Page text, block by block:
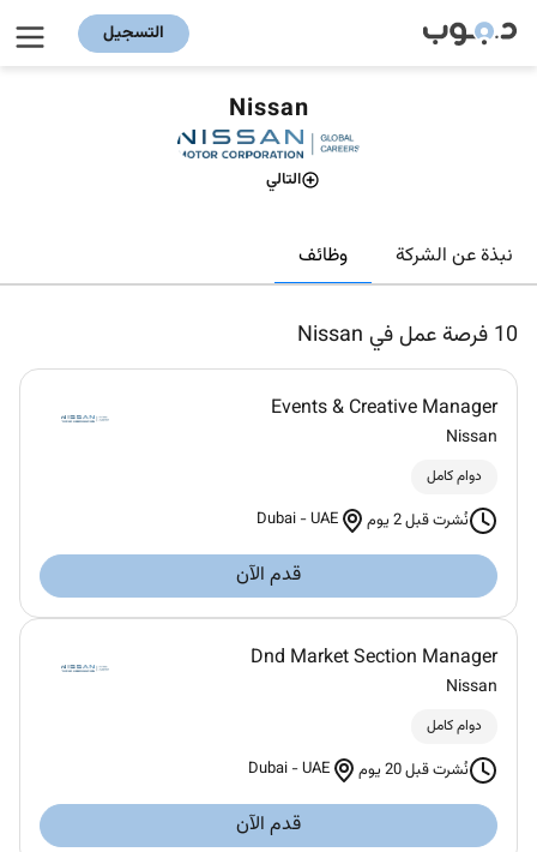
التسجيل
Nissan
التالي
نبذة عن الشركة وظائف
10 فرصة عمل في Nissan
Events & Creative Manager
Nissan
دوام كامل
نُشرت قبل 2 يوم Dubai -UAE
قدم الآن
Dnd Market Section Manager
Nissan
دوام كامل
نُشرت قبل 20 يوم Dubai -UAE
قدم الآن